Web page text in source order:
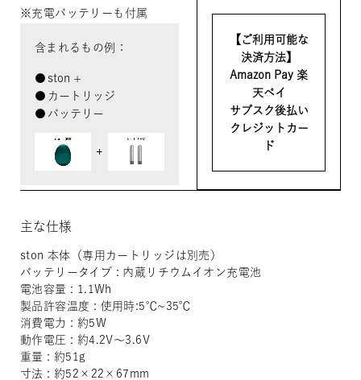
※充電バッテリーも付属
含まれるもの例：
ston +
カートリッジ
バッテリー
【ご利用可能な
決済方法】
Amazon Pay 楽
天ペイ
サブスク後払い
クレジットカー
ド
主な仕様
ston 本体（専用カートリッジは別売）
バッテリータイプ : 内蔵リチウムイオン充電池
電池容量 : 1.1Wh
製品許容温度 : 使用時:5℃~35℃
消費電力 : 約5W
動作電圧 : 約4.2V〜3.6V
重量 : 約51g
寸法 : 約52×22×67mm